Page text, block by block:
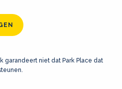
garandeert niet dat Park Place dat